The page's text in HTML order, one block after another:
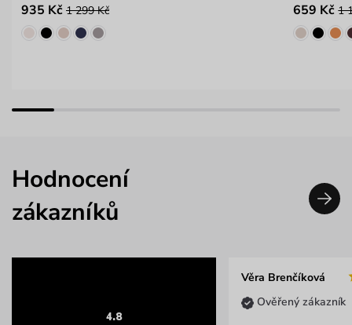
935 Kč 1 299 Kč 659 Kč 1
Hodnocení
zákazníků
4.8
Věra Brenčíková
Ověřený zákazník